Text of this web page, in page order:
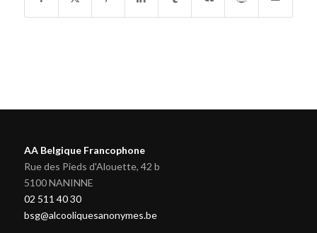
AA Belgique Francophone
Rue des Pieds d'Alouette, 42 b
5100 NANINNE
02 511 40 30
bsg@alcooliquesanonymes.be